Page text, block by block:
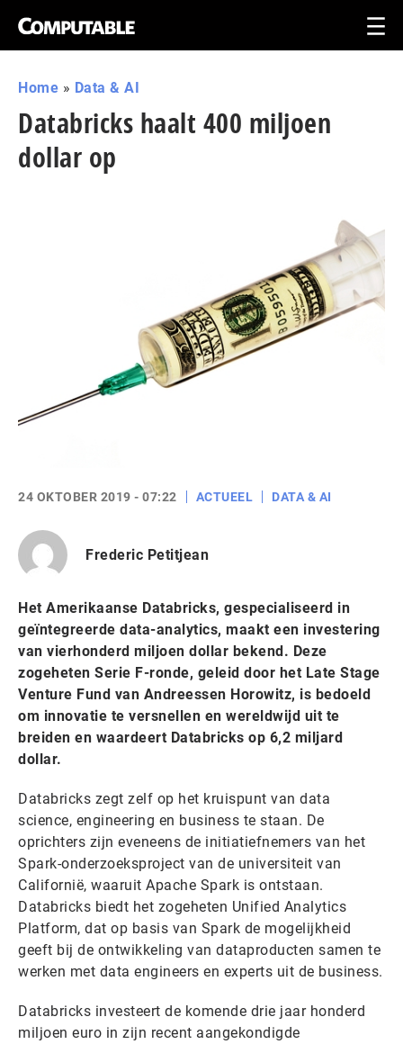
Home » Data & AI
Databricks haalt 400 miljoen
dollar op
24 OKTOBER 2019 - 07:22 ACTUEEL DATA & AI
Frederic Petitjean
Het Amerikaanse Databricks, gespecialiseerd in
geïntegreerde data-analytics, maakt een investering
van vierhonderd miljoen dollar bekend. Deze
zogeheten Serie F-ronde, geleid door het Late Stage
Venture Fund van Andreessen Horowitz, is bedoeld
om innovatie te versnellen en wereldwijd uit te
breiden en waardeert Databricks op 6,2 miljard
dollar.
Databricks zegt zelf op het kruispunt van data
science, engineering en business te staan. De
oprichters zijn eveneens de initiatiefnemers van het
Spark-onderzoeksproject van de universiteit van
Californië, waaruit Apache Spark is ontstaan.
Databricks biedt het zogeheten Unified Analytics
Platform, dat op basis van Spark de mogelijkheid
geeft bij de ontwikkeling van dataproducten samen te
werken met data engineers en experts uit de business.
Databricks investeert de komende drie jaar honderd
miljoen euro in zijn recent aangekondigde